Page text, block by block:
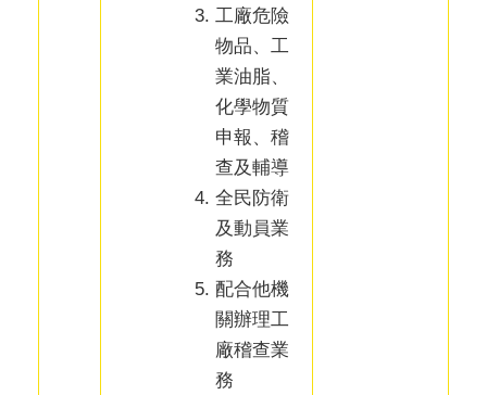
工廠危險
物品、工
業油脂、
化學物質
申報、稽
查及輔導
全民防衛
及動員業
務
配合他機
關辦理工
廠稽查業
務